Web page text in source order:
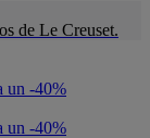
de Le Creuset.
un -40%
un -40%